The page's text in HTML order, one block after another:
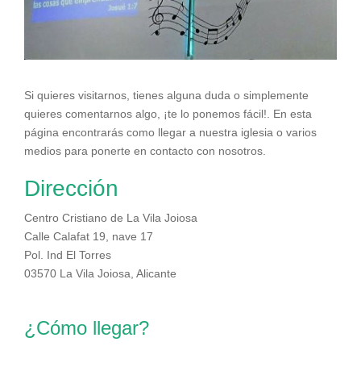
n
Si quieres visitarnos, tienes alguna duda o simplemente
quieres comentarnos algo, ¡te lo ponemos fácil!. En esta
página encontrarás como llegar a nuestra iglesia o varios
medios para ponerte en contacto con nosotros.
Dirección
Centro Cristiano de La Vila Joiosa
Calle Calafat 19, nave 17
Pol. Ind El Torres
03570 La Vila Joiosa, Alicante
¿Cómo llegar?